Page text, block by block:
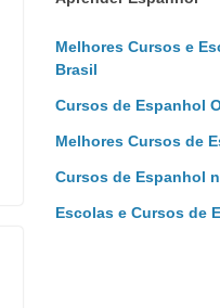
Melhores Cursos e
Brasil
Cursos de Espanhol
Melhores Cursos de
Cursos de Espanhol
Escolas e Cursos de